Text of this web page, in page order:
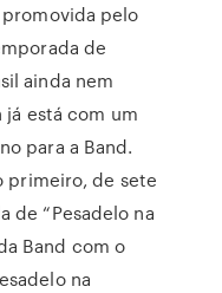
promovida pelo
de
ainda nem
está com um
para a Band.
primeiro, de sete
de “Pesadelo na
Band com o
na